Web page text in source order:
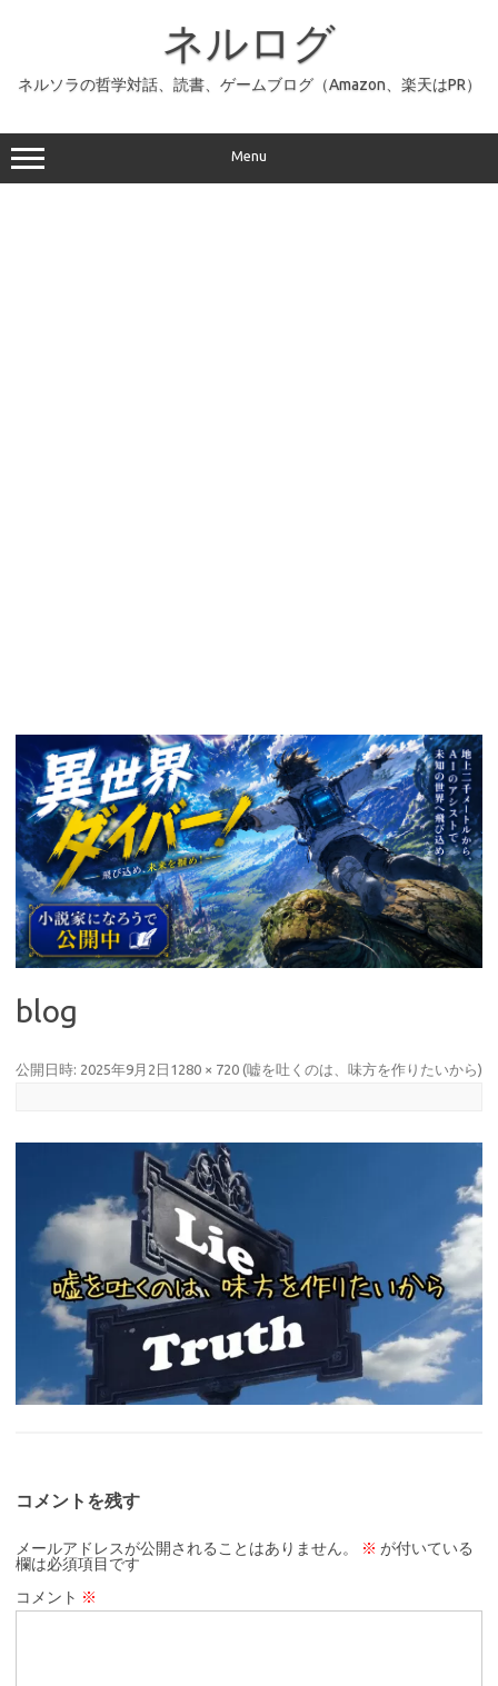
ッ
プ
ネルログ
ネルソラの哲学対話、読書、ゲームブログ（Amazon、楽天はPR）
Menu
blog
公開日時: 2025年9月2日 1280 × 720 (嘘を吐くのは、味方を作りたいから)
コメントを残す
メールアドレスが公開されることはありません。 ※ が付いている
欄は必須項目です
コメント ※